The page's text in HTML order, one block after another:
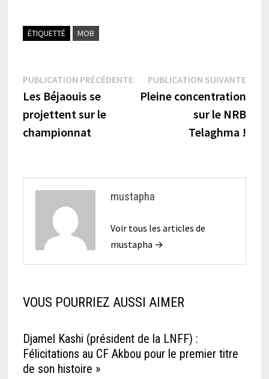
ÉTIQUETTÉ MOB
Navigation
de
l’article
PUBLICATION PRÉCÉDENTEPublication
précédente :
Les Béjaouis se
projettent sur le
championnat
PUBLICATION SUIVANTE
Pleine concentration
sur le NRB
Telaghma !
mustapha
Voir tous les articles de
mustapha →
VOUS POURRIEZ AUSSI AIMER
Djamel Kashi (président de la LNFF) :
Félicitations au CF Akbou pour le premier titre
de son histoire »